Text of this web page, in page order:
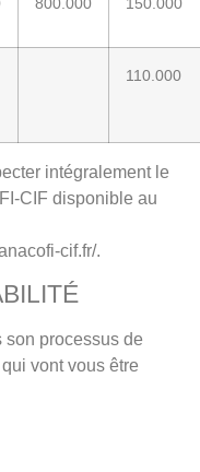
110.000
intégralement le
CIF disponible au
cif.fr/.
son processus de
vont vous être